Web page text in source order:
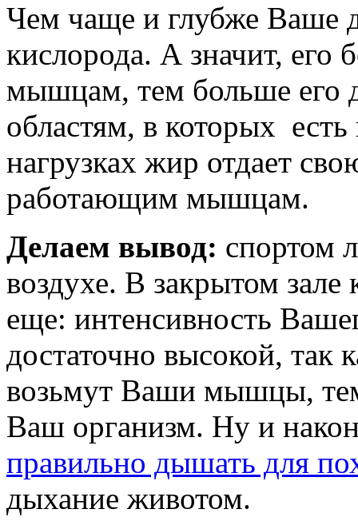
Чем чаще и глубже Ваше
кислорода. А значит,
мышцам, тем больше его
областям, в которых
нагрузках жир отдает
работающим мышцам.
Делаем вывод: спортом
воздухе. В закрытом
еще: интенсивность
достаточно высокой, так
возьмут Ваши мышцы,
Ваш организм. Ну и
правильно дышать для
дыхание животом.